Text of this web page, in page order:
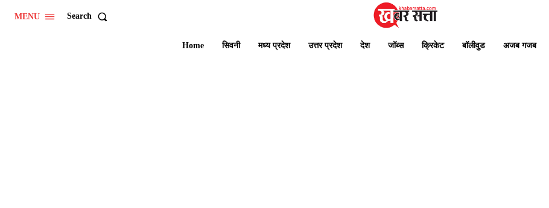
MENU Search
Home सिवनी मध्य प्रदेश उत्तर प्रदेश देश जॉब्स क्रिकेट बॉलीवुड अजब गजब